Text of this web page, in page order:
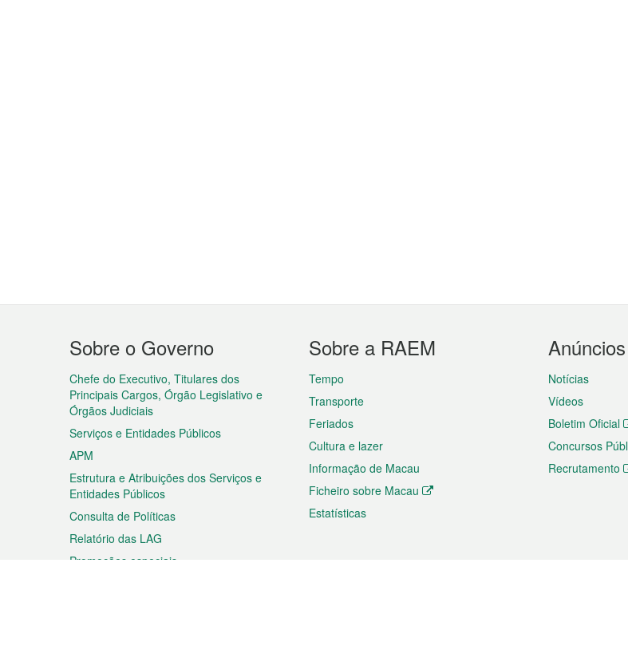
Menu
do
rodapé
Sobre o Governo
Chefe do Executivo, Titulares dos
Principais Cargos, Órgão Legislativo e
Órgãos Judiciais
Serviços e Entidades Públicos
APM
Estrutura e Atribuições dos Serviços e
Entidades Públicos
Consulta de Políticas
Relatório das LAG
Promoções especiais
Sobre a RAEM
Tempo
Transporte
Feriados
Cultura e lazer
Informação de Macau
Ficheiro sobre Macau
Estatísticas
Anúncios
Notícias
Vídeos
Boletim Oficial
Concursos
Recrutamento